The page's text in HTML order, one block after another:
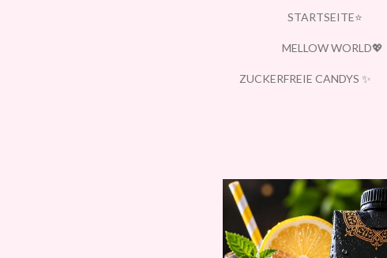
STARTSEITE⭐
MELLOW WORLD💖
ZUCKERFREIE CANDYS ✨